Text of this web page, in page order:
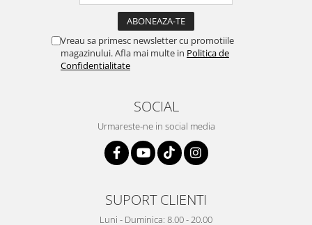
Vreau sa primesc newsletter cu promotiile
magazinului. Afla mai multe in Politica de
Confidentialitate
SOCIAL
Urmareste-ne in social media
SUPORT CLIENTI
Luni - Duminica: 8.00 - 20.00